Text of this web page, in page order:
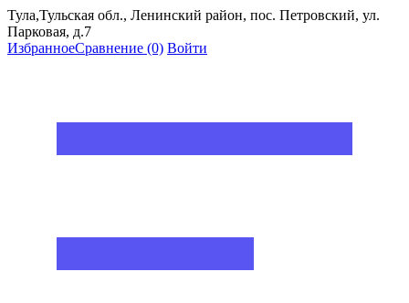
Тула,Тульская обл., Ленинский район, пос. Петровский, ул.
Парковая, д.7
ИзбранноеСравнение (0) Войти